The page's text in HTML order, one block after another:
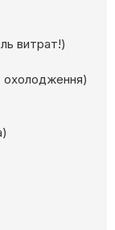
витрат!)
охолодження)